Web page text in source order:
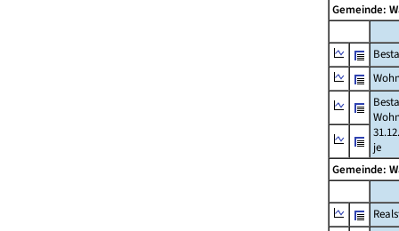
Gemeinde:
je
Gemeinde: